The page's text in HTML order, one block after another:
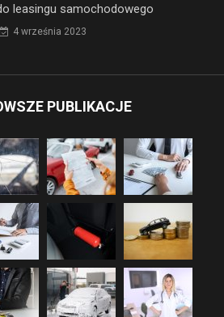
leasingu samochodowego
4 września 2023
PUBLIKACJE